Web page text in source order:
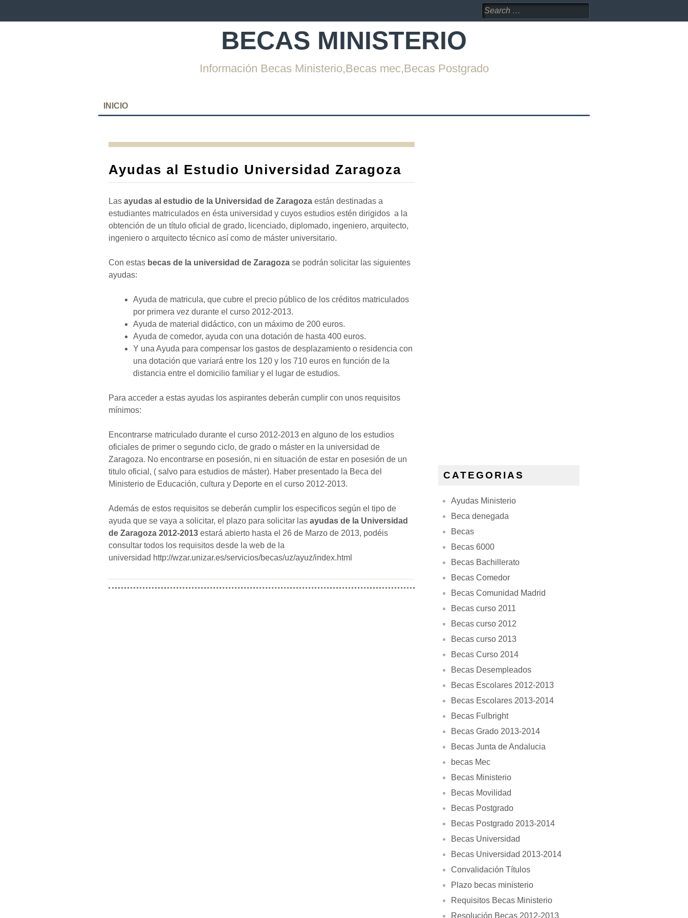
Search
for:
BECAS MINISTERIO
Información Becas Ministerio,Becas mec,Becas Postgrado
SKIP
TO
INICIO
Ayudas al Estudio Universidad Zaragoza
Las ayudas al estudio de la Universidad de Zaragoza están destinadas a
estudiantes matriculados en ésta universidad y cuyos estudios estén dirigidos a la
obtención de un título oficial de grado, licenciado, diplomado, ingeniero, arquitecto,
ingeniero o arquitecto técnico así como de máster universitario.
Con estas becas de la universidad de Zaragoza se podrán solicitar las siguientes
ayudas:
Ayuda de matricula, que cubre el precio público de los créditos matriculados
por primera vez durante el curso 2012-2013.
Ayuda de material didáctico, con un máximo de 200 euros.
Ayuda de comedor, ayuda con una dotación de hasta 400 euros.
Y una Ayuda para compensar los gastos de desplazamiento o residencia con
una dotación que variará entre los 120 y los 710 euros en función de la
distancia entre el domicilio familiar y el lugar de estudios.
Para acceder a estas ayudas los aspirantes deberán cumplir con unos requisitos
mínimos:
Encontrarse matriculado durante el curso 2012-2013 en alguno de los estudios
oficiales de primer o segundo ciclo, de grado o máster en la universidad de
Zaragoza. No encontrarse en posesión, ni en situación de estar en posesión de un
titulo oficial, ( salvo para estudios de máster). Haber presentado la Beca del
Ministerio de Educación, cultura y Deporte en el curso 2012-2013.
Además de estos requisitos se deberán cumplir los especificos según el tipo de
ayuda que se vaya a solicitar, el plazo para solicitar las ayudas de la Universidad
de Zaragoza 2012-2013 estará abierto hasta el 26 de Marzo de 2013, podéis
consultar todos los requisitos desde la web de la
universidad http://wzar.unizar.es/servicios/becas/uz/ayuz/index.html
CATEGORIAS
Ayudas Ministerio
Beca denegada
Becas
Becas 6000
Becas Bachillerato
Becas Comedor
Becas Comunidad Madrid
Becas curso 2011
Becas curso 2012
Becas curso 2013
Becas Curso 2014
Becas Desempleados
Becas Escolares 2012-2013
Becas Escolares 2013-2014
Becas Fulbright
Becas Grado 2013-2014
Becas Junta de Andalucia
becas Mec
Becas Ministerio
Becas Movilidad
Becas Postgrado
Becas Postgrado 2013-2014
Becas Universidad
Becas Universidad 2013-2014
Convalidación Títulos
Plazo becas ministerio
Requisitos Becas Ministerio
Resolución Becas 2012-2013